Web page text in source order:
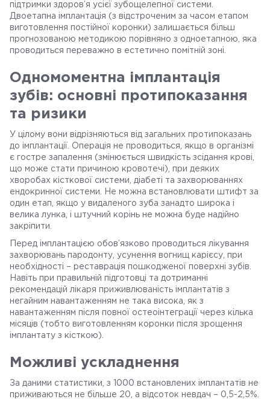
підтримки здоров’я усієї зубощелепної системи.
Двоетапна імплантація (з відстроченим за часом етапом
виготовлення постійної коронки) залишається більш
прогнозованою методикою порівняно з одноетапною, яка
проводиться переважно в естетично помітній зоні.
Одномоментна імплантація
зубів: основні протипоказання
та ризики
У цілому вони відрізняються від загальних протипоказань
до імплантації. Операція не проводиться, якщо в організмі
є гостре запалення (змінюється швидкість зсідання крові,
що може стати причиною кровотечі), при деяких
хворобах кісткової системи, діабеті та захворюваннях
ендокринної системи. Не можна встановлювати штифт за
один етап, якщо у видаленого зуба занадто широка і
велика лунка, і штучний корінь не можна буде надійно
закріпити.
Перед імплантацією обов’язково проводиться лікування
захворювань пародонту, усунення вогнищ карієсу, при
необхідності – реставрація пошкодженої поверхні зубів.
Навіть при правильній підготовці та дотриманні
рекомендацій лікаря приживлюваність імплантатів з
негайним навантаженням не така висока, як з
навантаженням після повної остеоінтеграції через кілька
місяців (тобто виготовленням коронки після зрощення
імплантату з кісткою).
Можливі ускладнення
За даними статистики, з 1000 встановлених імплантатів не
приживаються не більше 20, а відсоток невдач – 0,5-2,5%.